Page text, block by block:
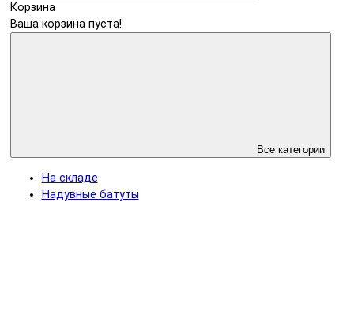
Корзина
Ваша корзина пуста!
Все категории
На складе
Надувные батуты